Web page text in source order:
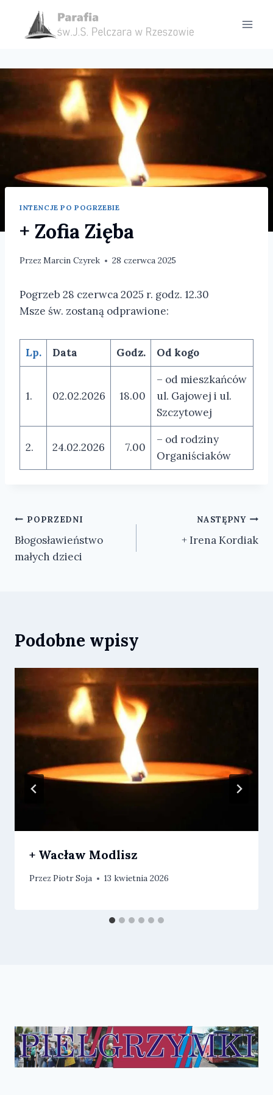
treści
INTENCJE PO POGRZEBIE
+ Zofia Zięba
Przez Marcin Czyrek 28 czerwca 2025
Pogrzeb 28 czerwca 2025 r. godz. 12.30
Msze św. zostaną odprawione:
Lp. Data Godz. Od kogo
1. 02.02.2026 18.00
– od mieszkańców
ul. Gajowej i ul.
Szczytowej
2. 24.02.2026 7.00
– od rodziny
Organiściaków
Nawigacja
wpisu
POPRZEDNI
Błogosławieństwo
małych dzieci
NASTĘPNY
+ Irena Kordiak
Podobne wpisy
+ Wacław Modlisz
Przez Piotr Soja 13 kwietnia 2026